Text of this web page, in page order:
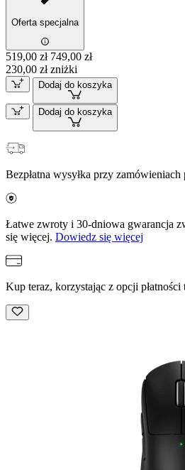
Oferta specjalna
519,00 zł 749,00 zł
230,00 zł zniżki
Dodaj do koszyka
Dodaj do koszyka
Bezpłatna wysyłka przy
Łatwe zwroty i 30-dniowa gwarancja
się więcej. Dowiedz się więcej
Kup teraz, korzystając z opcji